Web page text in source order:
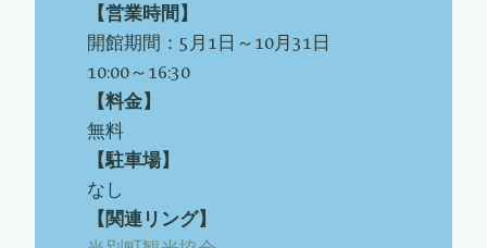
【営業時間】
開館期間：5月1日～10月31日
10:00～16:30
【料金】
無料
【駐車場】
なし
【関連リング】